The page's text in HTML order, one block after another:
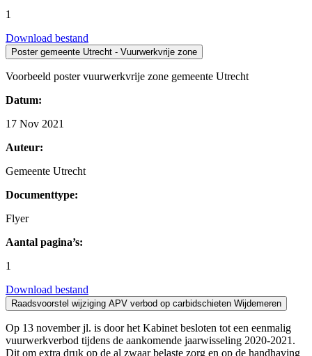
1
Download bestand
Poster gemeente Utrecht - Vuurwerkvrije zone
Voorbeeld poster vuurwerkvrije zone gemeente Utrecht
Datum:
17 Nov 2021
Auteur:
Gemeente Utrecht
Documenttype:
Flyer
Aantal pagina’s:
1
Download bestand
Raadsvoorstel wijziging APV verbod op carbidschieten Wijdemeren
Op 13 november jl. is door het Kabinet besloten tot een eenmalig
vuurwerkverbod tijdens de aankomende jaarwisseling 2020-2021.
Dit om extra druk op de al zwaar belaste zorg en op de handhaving